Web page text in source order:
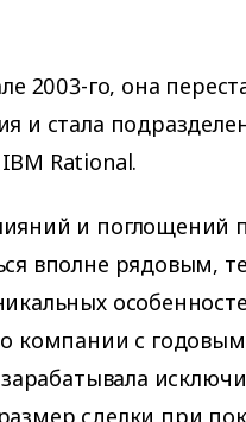
2003-го, она
и стала
Rational.
и поглощений
вполне рядовым,
компании с
сделки при